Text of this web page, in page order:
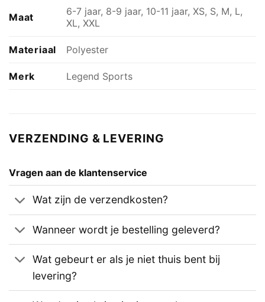
Maat
6-7 jaar, 8-9 jaar, 10-11 jaar, XS, S, M, L,
XL, XXL
Materiaal Polyester
Merk Legend Sports
VERZENDING & LEVERING
Vragen aan de klantenservice
Wat zijn de verzendkosten?
Wanneer wordt je bestelling geleverd?
Wat gebeurt er als je niet thuis bent bij
levering?